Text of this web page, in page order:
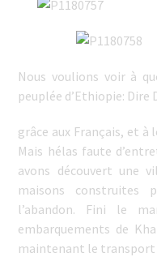
Nous voulions voir à
peuplée d’Ethiopie: Dire
grâce aux Français, et
Mais hélas faute
avons découvert une
maisons construites
l’abandon. Fini le
embarquements de
maintenant le transport